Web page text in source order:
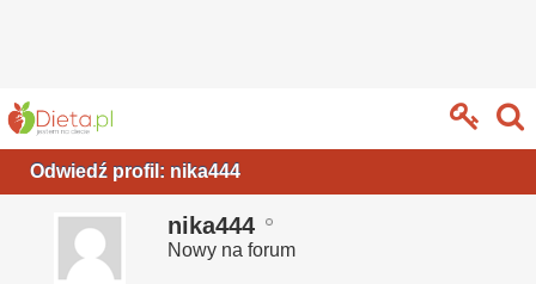
Odwiedź profil: nika444
nika444
Nowy na forum